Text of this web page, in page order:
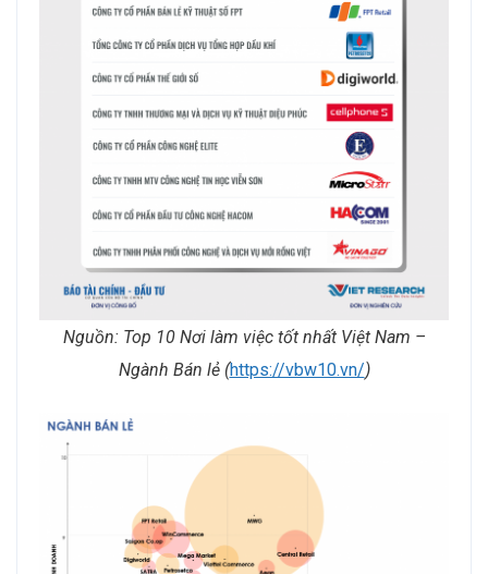
Nguồn: Top 10 Nơi làm việc tốt nhất Việt Nam –
Ngành Bán lẻ (https://vbw10.vn/)